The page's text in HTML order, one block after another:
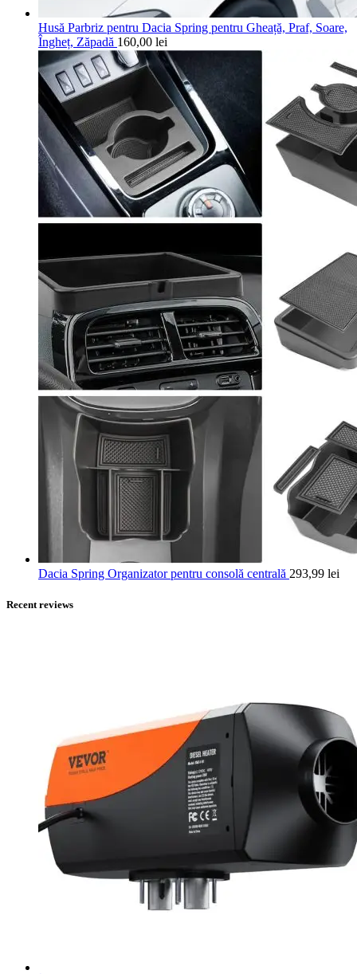
Husă Parbriz pentru Dacia Spring pentru Gheață, Praf, Soare,
Îngheț, Zăpadă 160,00 lei
Dacia Spring Organizator pentru consolă centrală 293,99 lei
Recent reviews